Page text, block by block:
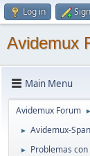
Log in
Avidemux
Main Menu
Avidemux Forum ►
► Avidemux-
► Problemas